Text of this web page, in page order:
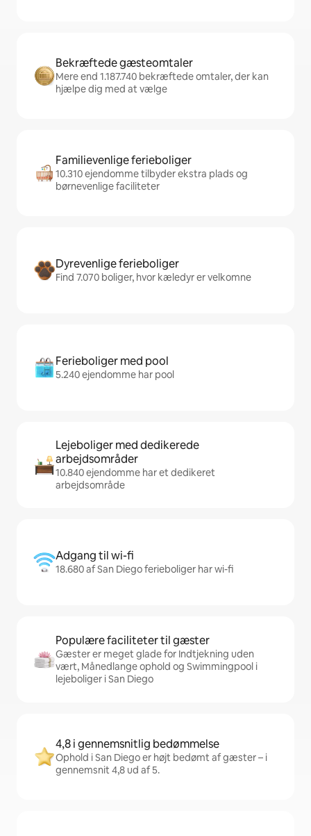
Bekræftede gæsteomtaler
Mere end 1.187.740 bekræftede omtaler, der kan
hjælpe dig med at vælge
Familievenlige ferieboliger
10.310 ejendomme tilbyder ekstra plads og
børnevenlige faciliteter
Dyrevenlige ferieboliger
Find 7.070 boliger, hvor kæledyr er velkomne
Ferieboliger med pool
5.240 ejendomme har pool
Lejeboliger med dedikerede
arbejdsområder
10.840 ejendomme har et dedikeret
arbejdsområde
Adgang til wi-fi
18.680 af San Diego ferieboliger har wi-fi
Populære faciliteter til gæster
Gæster er meget glade for Indtjekning uden
vært, Månedlange ophold og Swimmingpool i
lejeboliger i San Diego
4,8 i gennemsnitlig bedømmelse
Ophold i San Diego er højt bedømt af gæster – i
gennemsnit 4,8 ud af 5.